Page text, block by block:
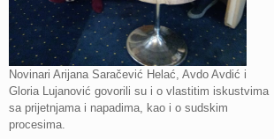
Novinari Arijana Saračević Helać, Avdo Avdić i
Gloria Lujanović govorili su i o vlastitim iskustvima
sa prijetnjama i napadima, kao i o sudskim
procesima.